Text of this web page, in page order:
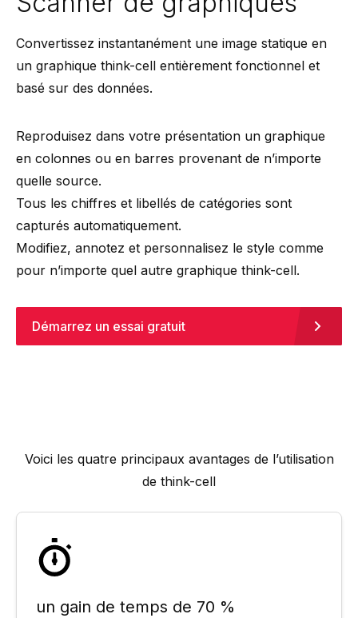
Convertissez instantanément une image statique en
un graphique think-cell entièrement fonctionnel et
basé sur des données.
Reproduisez dans votre présentation un graphique
en colonnes ou en barres provenant de n’importe
quelle source.
Tous les chiffres et libellés de catégories sont
capturés automatiquement.
Modifiez, annotez et personnalisez le style comme
pour n’importe quel autre graphique think-cell.
Démarrez un essai gratuit
Voici les quatre principaux avantages de l’utilisation
de think-cell
un gain de temps de 70 %